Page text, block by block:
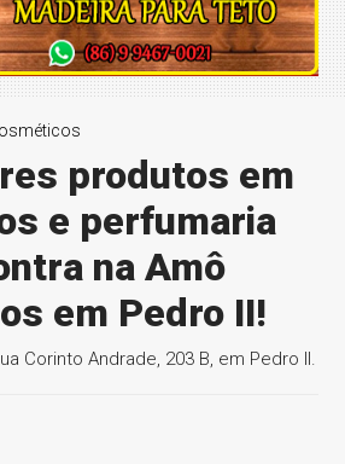
produtos em
e perfumaria
na Amô
em Pedro II!
Corinto Andrade, 203 B, em Pedro II.